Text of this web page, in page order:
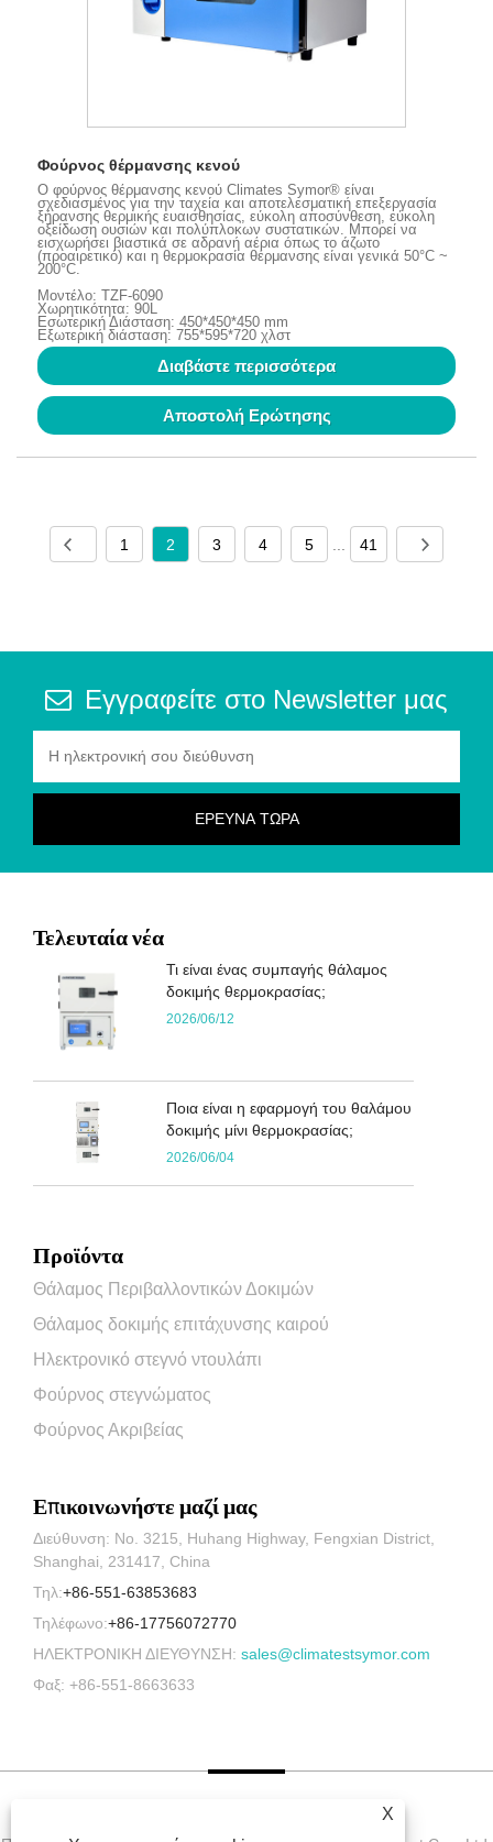
Φούρνος θέρμανσης κενού
Ο φούρνος θέρμανσης κενού Climates Symor® είναι
σχεδιασμένος για την ταχεία και αποτελεσματική επεξεργασία
ξήρανσης θερμικής ευαισθησίας, εύκολη αποσύνθεση, εύκολη
οξείδωση ουσιών και πολύπλοκων συστατικών. Μπορεί να
εισχωρήσει βιαστικά σε αδρανή αέρια όπως το άζωτο
(προαιρετικό) και η θερμοκρασία θέρμανσης είναι γενικά 50°C ~
200°C.
Μοντέλο: TZF-6090
Χωρητικότητα: 90L
Εσωτερική Διάσταση: 450*450*450 mm
Εξωτερική διάσταση: 755*595*720 χλστ
Διαβάστε περισσότερα
Αποστολή Ερώτησης
1 2 3 4 5 41
Εγγραφείτε στο Newsletter μας
Τελευταία νέα
Τι είναι ένας συμπαγής θάλαμος
δοκιμής θερμοκρασίας;
2026/06/12
Ποια είναι η εφαρμογή του θαλάμου
δοκιμής μίνι θερμοκρασίας;
2026/06/04
Προϊόντα
Θάλαμος Περιβαλλοντικών Δοκιμών
Θάλαμος δοκιμής επιτάχυνσης καιρού
Ηλεκτρονικό στεγνό ντουλάπι
Φούρνος στεγνώματος
Φούρνος Ακριβείας
Επικοινωνήστε μαζί μας
Διεύθυνση: No. 3215, Huhang Highway, Fengxian District,
Shanghai, 231417, China
Τηλ:+86-551-63853683
Τηλέφωνο:+86-17756072770
ΗΛΕΚΤΡΟΝΙΚΗ ΔΙΕΥΘΥΝΣΗ: sales@climatestsymor.com
Φαξ: +86-551-8663633
X